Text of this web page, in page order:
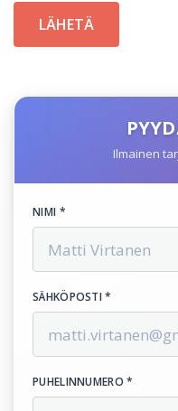
Ilmainen
NIMI *
SÄHKÖPOSTI *
PUHELINNUMERO *